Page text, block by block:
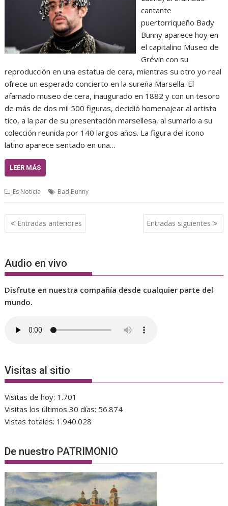
cantante
puertorriqueño Bady
Bunny aparece hoy en
el capitalino Museo de
Grévin con su
reproducción en una estatua de cera, mientras su otro yo real
ofrece un esperado concierto en la sureña Marsella. El
afamado museo de cera, inaugurado en 1882 y con un tesoro
de más de dos mil 500 figuras, decidió homenajear al artista
tico, a la par de su presentación marsellesa, al sumarlo a su
colección reunida por 140 largos años. La figura del ícono
latino aparece sentado en una…
LEER MÁS
Es Noticia Bad Bunny
Navegación
de
Entradas anteriores Entradas siguientes
Audio en vivo
Disfrute en nuestra compañía desde cualquier parte del
mundo.
Visitas al sitio
Visitas de hoy: 1.701
Visitas los últimos 30 días: 56.874
Vistas totales: 1.940.028
De nuestro PATRIMONIO